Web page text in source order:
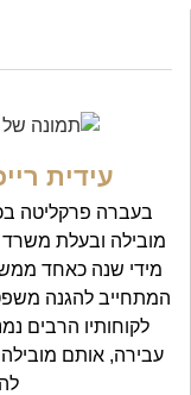
עידית
מובילה ובעלת משרד
מידי שנה כאחד
המתחייב להגנה
לקוחותיו הרבים
עבירה, אותם מובילה